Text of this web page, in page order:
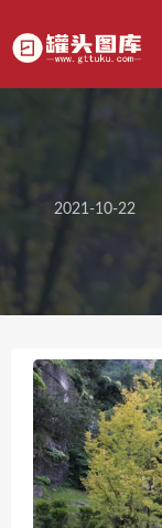
2021-10-22